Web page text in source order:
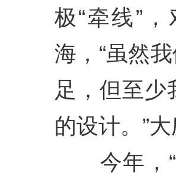
极“牵线”
海，“虽然
足，但至少
的设计。”大
今年，“